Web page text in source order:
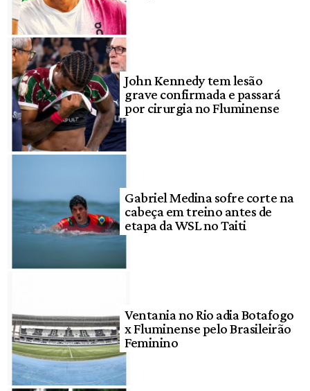
John Kennedy tem lesão
grave confirmada e passará
por cirurgia no Fluminense
Gabriel Medina sofre corte na
cabeça em treino antes de
etapa da WSL no Taiti
Ventania no Rio adia Botafogo
x Fluminense pelo Brasileirão
Feminino